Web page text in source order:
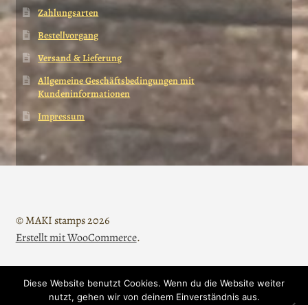
Zahlungsarten
Bestellvorgang
Versand & Lieferung
Allgemeine Geschäftsbedingungen mit
Kundeninformationen
Impressum
© MAKI stamps 2026
Erstellt mit WooCommerce.
Vertrag widerrufen
Diese Website benutzt Cookies. Wenn du die Website weiter
nutzt, gehen wir von deinem Einverständnis aus.